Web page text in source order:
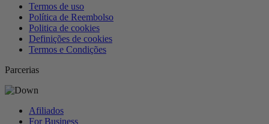
Termos de uso
Política de Reembolso
Politica de cookies
Definições de cookies
Termos e Condições
Parcerias
Afiliados
For Business